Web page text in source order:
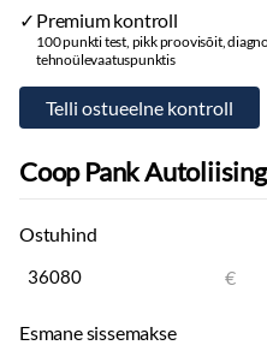
Premium kontroll
100 punkti test, pikk proovisõit,
tehnoülevaatuspunktis
Coop Pank Autoliising
Ostuhind
€
Esmane sissemakse